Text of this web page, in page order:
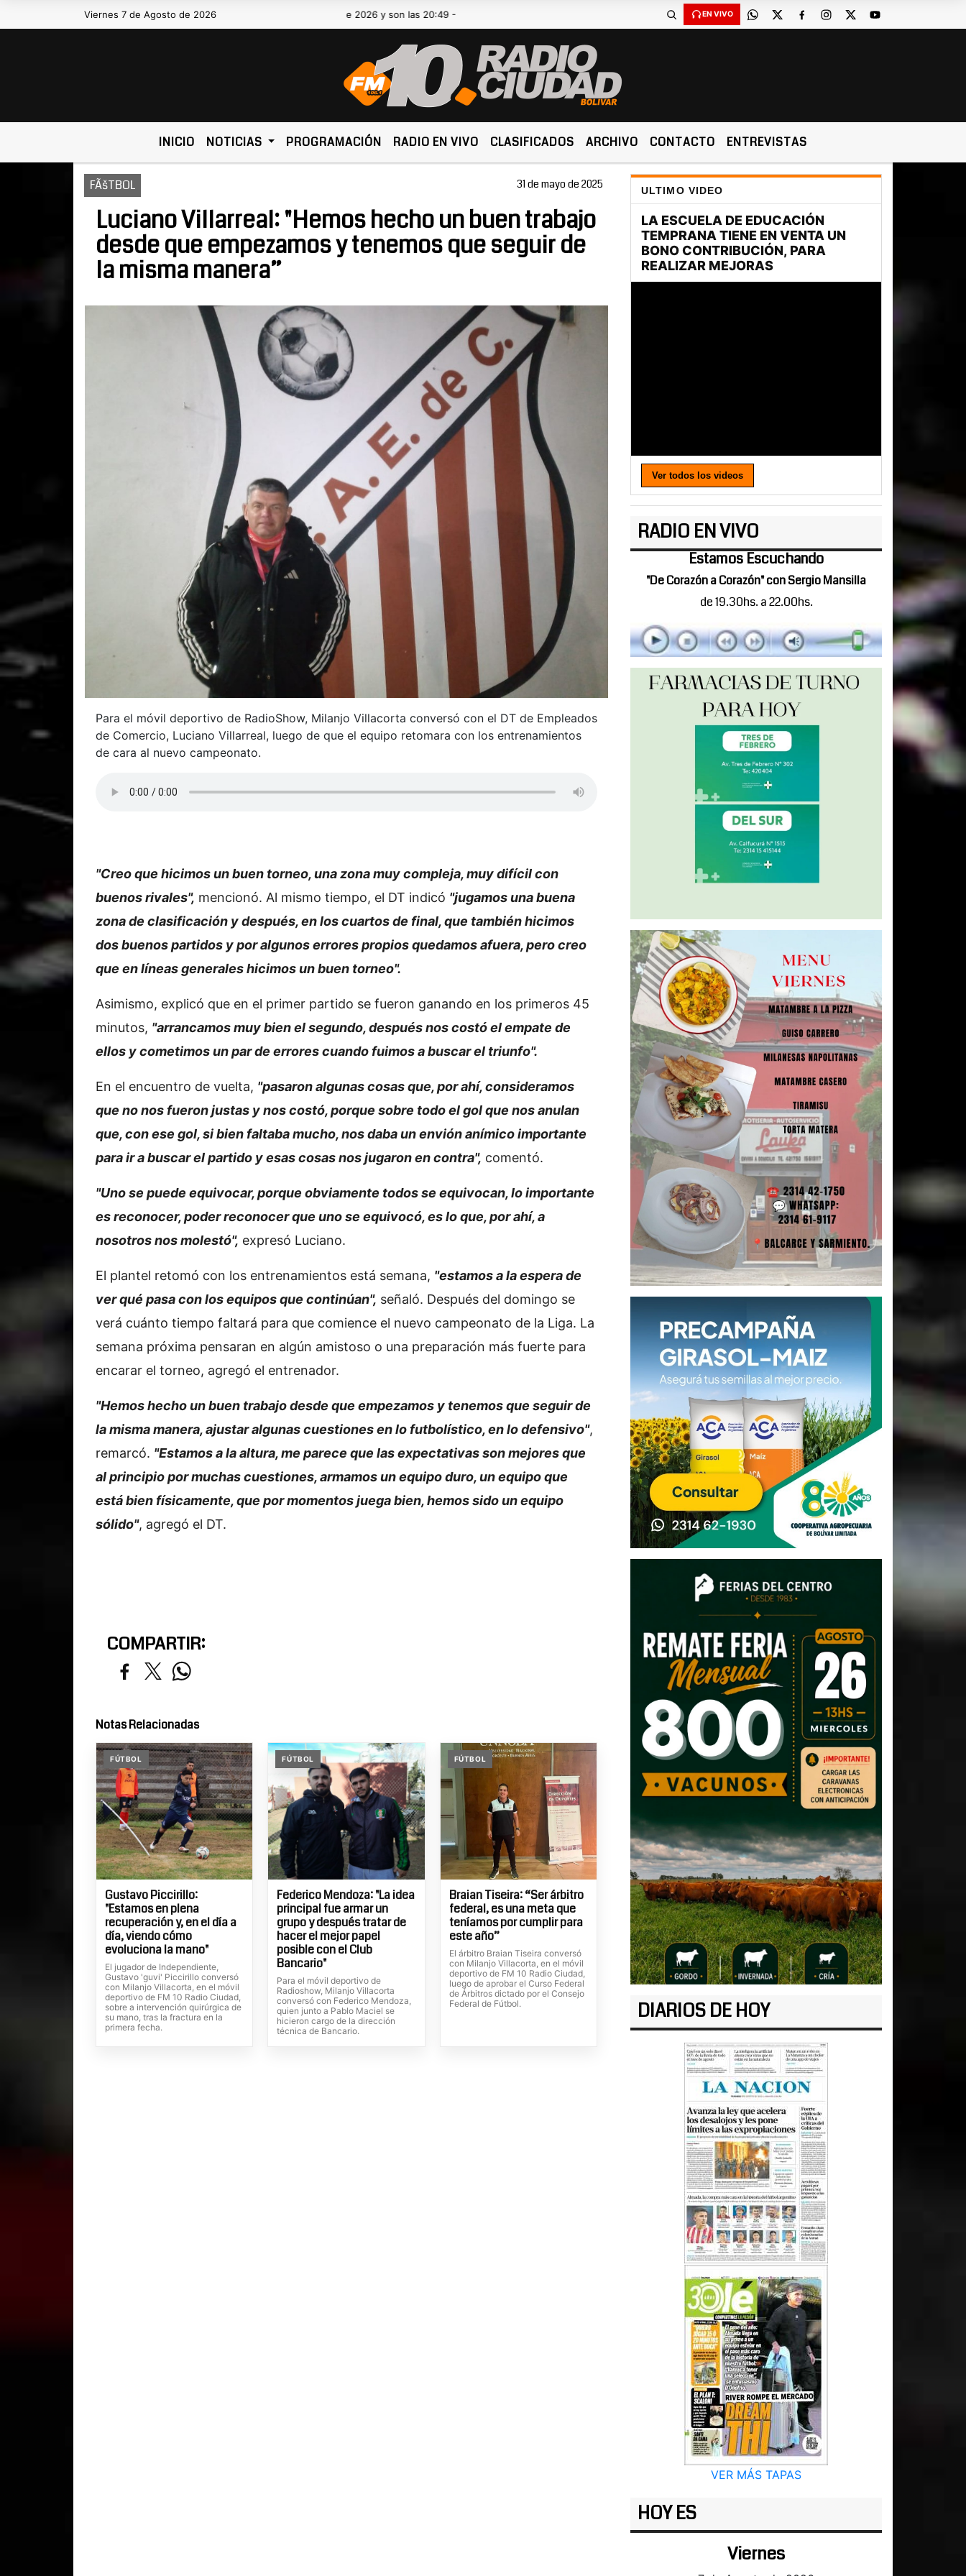
Viernes 7 de Agosto de 2026Hoy es Viernes 7 de Agosto de 2026 y son las 20:49 - EN VIVO
INICIO NOTICIAS PROGRAMACIÓN RADIO EN VIVO CLASIFICADOS ARCHIVO CONTACTO ENTREVISTAS
FÃšTBOL 31 de mayo de 2025
Luciano Villarreal: "Hemos hecho un buen trabajo
desde que empezamos y tenemos que seguir de
la misma manera”
Para el móvil deportivo de RadioShow, Milanjo Villacorta conversó con el DT de Empleados
de Comercio, Luciano Villarreal, luego de que el equipo retomara con los entrenamientos
de cara al nuevo campeonato.
"Creo que hicimos un buen torneo, una zona muy compleja, muy difícil con
buenos rivales", mencionó. Al mismo tiempo, el DT indicó "jugamos una buena
zona de clasificación y después, en los cuartos de final, que también hicimos
dos buenos partidos y por algunos errores propios quedamos afuera, pero creo
que en líneas generales hicimos un buen torneo".
Asimismo, explicó que en el primer partido se fueron ganando en los primeros 45
minutos, "arrancamos muy bien el segundo, después nos costó el empate de
ellos y cometimos un par de errores cuando fuimos a buscar el triunfo".
En el encuentro de vuelta, "pasaron algunas cosas que, por ahí, consideramos
que no nos fueron justas y nos costó, porque sobre todo el gol que nos anulan
que, con ese gol, si bien faltaba mucho, nos daba un envión anímico importante
para ir a buscar el partido y esas cosas nos jugaron en contra", comentó.
"Uno se puede equivocar, porque obviamente todos se equivocan, lo importante
es reconocer, poder reconocer que uno se equivocó, es lo que, por ahí, a
nosotros nos molestó", expresó Luciano.
El plantel retomó con los entrenamientos está semana, "estamos a la espera de
ver qué pasa con los equipos que continúan", señaló. Después del domingo se
verá cuánto tiempo faltará para que comience el nuevo campeonato de la Liga. La
semana próxima pensaran en algún amistoso o una preparación más fuerte para
encarar el torneo, agregó el entrenador.
"Hemos hecho un buen trabajo desde que empezamos y tenemos que seguir de
la misma manera, ajustar algunas cuestiones en lo futbolístico, en lo defensivo",
remarcó. "Estamos a la altura, me parece que las expectativas son mejores que
al principio por muchas cuestiones, armamos un equipo duro, un equipo que
está bien físicamente, que por momentos juega bien, hemos sido un equipo
sólido", agregó el DT.
COMPARTIR:
Notas Relacionadas
FÚTBOL
Gustavo Piccirillo:
"Estamos en plena
recuperación y, en el día a
día, viendo cómo
evoluciona la mano"
El jugador de Independiente,
Gustavo 'guvi' Piccirillo conversó
con Milanjo Villacorta, en el móvil
deportivo de FM 10 Radio Ciudad,
sobre a intervención quirúrgica de
su mano, tras la fractura en la
primera fecha.
FÚTBOL
Federico Mendoza: "La idea
principal fue armar un
grupo y después tratar de
hacer el mejor papel
posible con el Club
Bancario"
Para el móvil deportivo de
Radioshow, Milanjo Villacorta
conversó con Federico Mendoza,
quien junto a Pablo Maciel se
hicieron cargo de la dirección
técnica de Bancario.
FÚTBOL
Braian Tiseira: “Ser árbitro
federal, es una meta que
teníamos por cumplir para
este año”
El árbitro Braian Tiseira conversó
con Milanjo Villacorta, en el móvil
deportivo de FM 10 Radio Ciudad,
luego de aprobar el Curso Federal
de Árbitros dictado por el Consejo
Federal de Fútbol.
ULTIMO VIDEO
Ver todos los videos
RADIO EN VIVO
Estamos Escuchando
"De Corazón a Corazón" con Sergio Mansilla
de 19.30hs. a 22.00hs.
DIARIOS DE HOY
VER MÁS TAPAS
HOY ES
Viernes